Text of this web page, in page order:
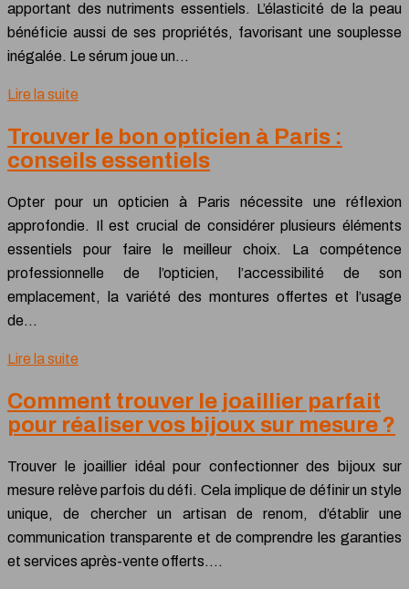
apportant des nutriments essentiels. L’élasticité de la peau
bénéficie aussi de ses propriétés, favorisant une souplesse
inégalée. Le sérum joue un…
Lire la suite
Trouver le bon opticien à Paris :
conseils essentiels
Opter pour un opticien à Paris nécessite une réflexion
approfondie. Il est crucial de considérer plusieurs éléments
essentiels pour faire le meilleur choix. La compétence
professionnelle de l’opticien, l’accessibilité de son
emplacement, la variété des montures offertes et l’usage
de…
Lire la suite
Comment trouver le joaillier parfait
pour réaliser vos bijoux sur mesure ?
Trouver le joaillier idéal pour confectionner des bijoux sur
mesure relève parfois du défi. Cela implique de définir un style
unique, de chercher un artisan de renom, d’établir une
communication transparente et de comprendre les garanties
et services après-vente offerts….